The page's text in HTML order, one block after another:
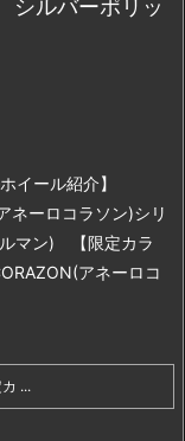
ルバーポリッ
ホイール紹介】
ネーロコラソン)シリ
マン) 【限定カラ
アネーロコ
...